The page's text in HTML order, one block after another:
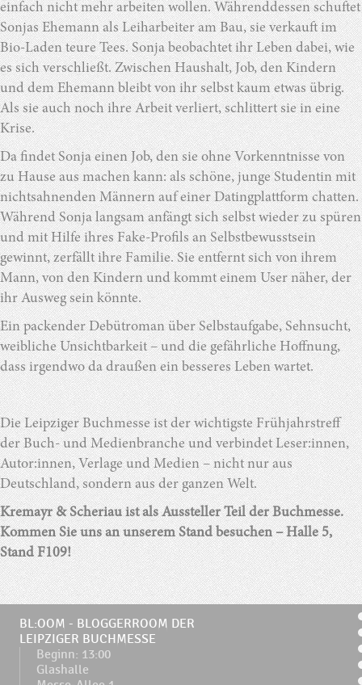
einfach nicht mehr arbeiten wollen. Währenddessen schuftet
Sonjas Ehemann als Leiharbeiter am Bau, sie verkauft im
Bio-Laden teure Tees. Sonja beobachtet ihr Leben dabei, wie
es sich verschließt. Zwischen Haushalt, Job, den Kindern
und dem Ehemann bleibt von ihr selbst kaum etwas übrig.
Als sie auch noch ihre Arbeit verliert, schlittert sie in eine
Krise.
Da findet Sonja einen Job, den sie ohne Vorkenntnisse von
zu Hause aus machen kann: als schöne, junge Studentin mit
nichtsahnenden Männern auf einer Datingplattform chatten.
Während Sonja langsam anfängt sich selbst wieder zu spüren
und mit Hilfe ihres Fake-Profils an Selbstbewusstsein
gewinnt, zerfällt ihre Familie. Sie entfernt sich von ihrem
Mann, von den Kindern und kommt einem User näher, der
ihr Ausweg sein könnte.
Ein packender Debütroman über Selbstaufgabe, Sehnsucht,
weibliche Unsichtbarkeit – und die gefährliche Hoffnung,
dass irgendwo da draußen ein besseres Leben wartet.
Die Leipziger Buchmesse ist der wichtigste Frühjahrstreff
der Buch- und Medienbranche und verbindet Leser:innen,
Autor:innen, Verlage und Medien – nicht nur aus
Deutschland, sondern aus der ganzen Welt.
Kremayr & Scheriau ist als Aussteller Teil der Buchmesse.
Kommen Sie uns an unserem Stand besuchen – Halle 5,
Stand F109!
BL:OOM - BLOGGERROOM DER
LEIPZIGER BUCHMESSE
Beginn: 13:00
Glashalle